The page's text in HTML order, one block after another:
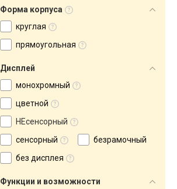
Форма корпуса
круглая
прямоугольная
Дисплей
монохромный
цветной
НЕсенсорный
сенсорный
безрамочный
без дисплея
Функции и возможности